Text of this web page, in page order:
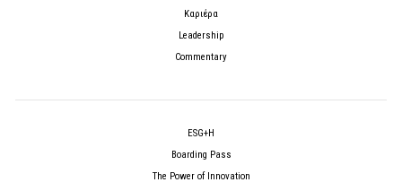
Καριέρα
Leadership
Commentary
ESG+H
Boarding Pass
The Power of Innovation